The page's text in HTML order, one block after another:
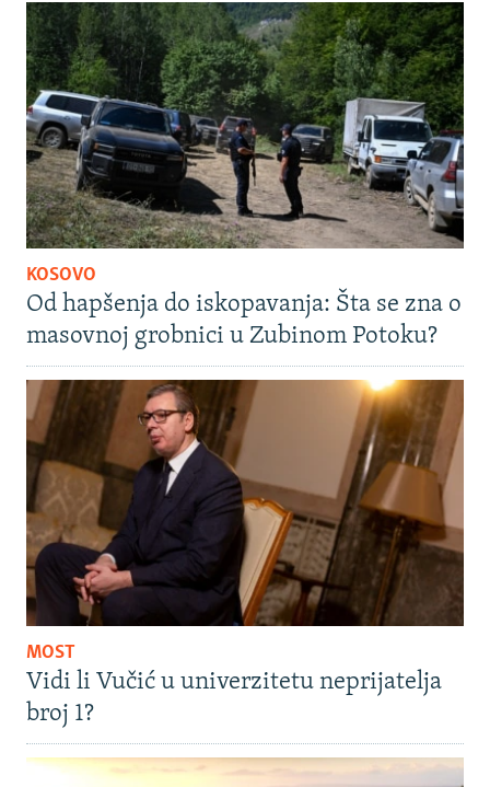
KOSOVO
Od hapšenja do iskopavanja: Šta se zna o
masovnoj grobnici u Zubinom Potoku?
MOST
Vidi li Vučić u univerzitetu neprijatelja
broj 1?